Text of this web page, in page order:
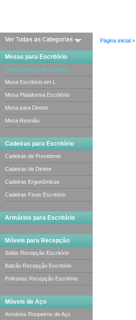
Mesas para Escritório
Mesa Estação de Trabalho
Mesa Escritório em L
Mesa Plataforma Escritório
Mesa para Diretor
Mesa Reunião
Cadeiras para Escritório
Cadeiras de Presidente
Cadeiras de Diretor
Cadeiras Ergonômicas
Cadeiras Fixas Escritório
Armários para Escritório
Móveis para Recepção
Sofás Recepção Escritório
Balcão Recepção Escritório
Poltronas Recepção Escritório
Móveis de Aço
Armários Roupeiros de Aço
Página inicial »